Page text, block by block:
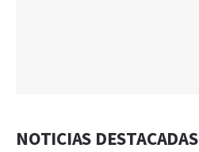
NOTICIAS DESTACADAS